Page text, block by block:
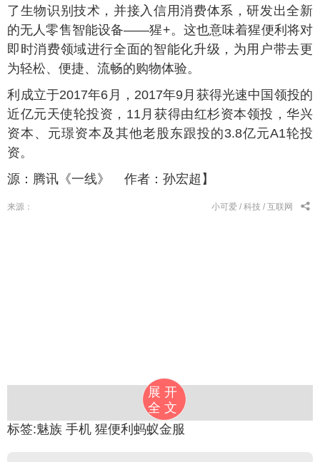
了生物识别技术，并接入信用消费体系，研发出全新
的无人零售智能设备——猩+。这也意味着猩便利将对
即时消费领域进行全面的智能化升级，为用户带去更
为轻松、便捷、流畅的购物体验。
利成立于2017年6月，2017年9月获得光速中国领投的
近亿元天使轮投资，11月获得由红杉资本领投，华兴
资本、元璟资本及其他老股东跟投的3.8亿元A1轮投
资。
源：腾讯《一线》 作者：孙宏超】
来源： 小可爱 / 科技 / 互联网
展开
全文
标签:魅族 手机 猩便利蚂蚁金服